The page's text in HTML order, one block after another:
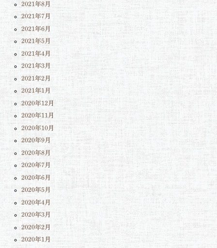
2021年8月
2021年7月
2021年6月
2021年5月
2021年4月
2021年3月
2021年2月
2021年1月
2020年12月
2020年11月
2020年10月
2020年9月
2020年8月
2020年7月
2020年6月
2020年5月
2020年4月
2020年3月
2020年2月
2020年1月